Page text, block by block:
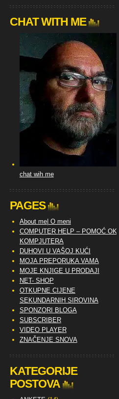
CHAT WITH ME
chat wih me
PAGES
About me| O meni
COMPUTER HELP – POMOĆ OKO
KOMPJUTERA
DUHOVI U VAŠOJ KUĆI
MOJA PREPORUKA VAMA
MOJE KNJIGE U PRODAJI
NET- SHOP
OTKUPNE CIJENE
SEKUNDARNIH SIROVINA
SPONZORI BLOGA
SUBSCRIBER
VIDEO PLAYER
ZNAČENJE SNOVA
KATEGORIJE
POSTOVA